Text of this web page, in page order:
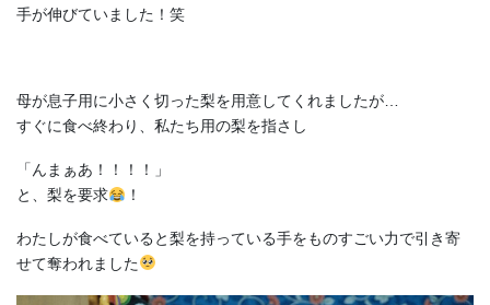
手が伸びていました！笑
母が息子用に小さく切った梨を用意してくれましたが…
すぐに食べ終わり、私たち用の梨を指さし
「んまぁあ！！！！」
と、梨を要求
！
わたしが食べていると梨を持っている手をものすごい力で引き寄
せて奪われました